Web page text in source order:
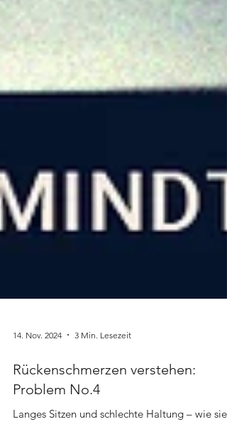
14. Nov. 2024
Rückenschmerzen verstehen:
Problem No.4